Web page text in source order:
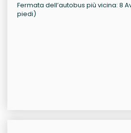
Fermata dell’autobus più vicina: 8
piedi)